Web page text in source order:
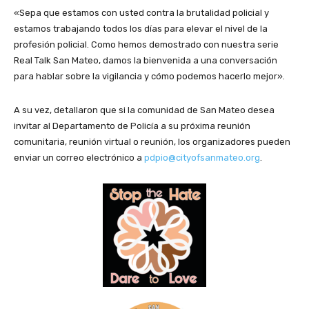
«Sepa que estamos con usted contra la brutalidad policial y
estamos trabajando todos los días para elevar el nivel de la
profesión policial. Como hemos demostrado con nuestra serie
Real Talk San Mateo, damos la bienvenida a una conversación
para hablar sobre la vigilancia y cómo podemos hacerlo mejor».
A su vez, detallaron que si la comunidad de San Mateo desea
invitar al Departamento de Policía a su próxima reunión
comunitaria, reunión virtual o reunión, los organizadores pueden
enviar un correo electrónico a pdpio@cityofsanmateo.org